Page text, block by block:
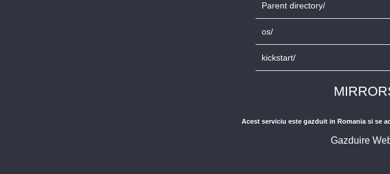
Parent directory/
os/
kickstart/
Acest serviciu este gazduit in Romania si se
Gazduire